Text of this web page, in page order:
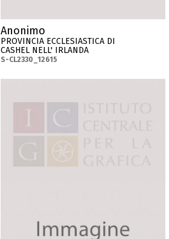
Anonimo
PROVINCIA ECCLESIASTICA DI
CASHEL NELL' IRLANDA
S-CL2330_12615